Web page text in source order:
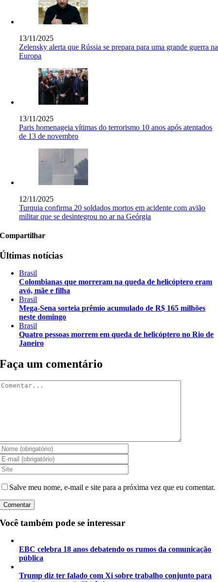
13/11/2025
Zelensky alerta que Rússia se prepara para uma grande guerra na
Europa
13/11/2025
Paris homenageia vítimas do terrorismo 10 anos após atentados
de 13 de novembro
12/11/2025
Turquia confirma 20 soldados mortos em acidente com avião
militar que se desintegrou no ar na Geórgia
Compartilhar
Últimas notícias
Brasil
Colombianas que morreram na queda de helicóptero eram
avó, mãe e filha
Brasil
Mega-Sena sorteia prêmio acumulado de R$ 165 milhões
neste domingo
Brasil
Quatro pessoas morrem em queda de helicóptero no Rio de
Janeiro
Faça um comentário
Salve meu nome, e-mail e site para a próxima vez que eu comentar.
Você também pode se interessar
EBC celebra 18 anos debatendo os rumos da comunicação
pública
Trump diz ter falado com Xi sobre trabalho conjunto para